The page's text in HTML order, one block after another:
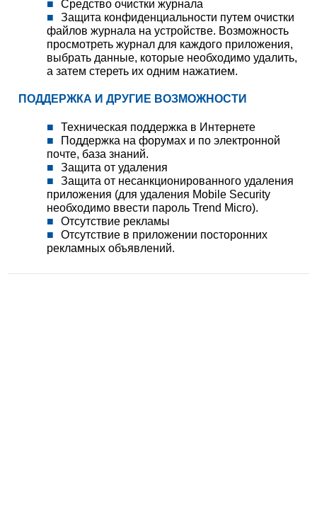
Средство очистки журнала
Защита конфиденциальности путем очистки
файлов журнала на устройстве. Возможность
просмотреть журнал для каждого приложения,
выбрать данные, которые необходимо удалить,
а затем стереть их одним нажатием.
ПОДДЕРЖКА И ДРУГИЕ ВОЗМОЖНОСТИ
Техническая поддержка в Интернете
Поддержка на форумах и по электронной
почте, база знаний.
Защита от удаления
Защита от несанкционированного удаления
приложения (для удаления Mobile Security
необходимо ввести пароль Trend Micro).
Отсутствие рекламы
Отсутствие в приложении посторонних
рекламных объявлений.